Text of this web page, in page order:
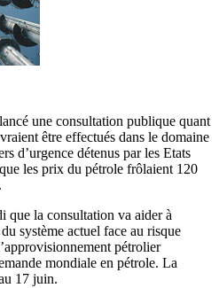
une consultation publique quant
être effectués dans le domaine
d’urgence détenus par les Etats
les prix du pétrole frôlaient 120
que la consultation va aider à
système actuel face au risque
pétrolier
mondiale en pétrole. La
17 juin.